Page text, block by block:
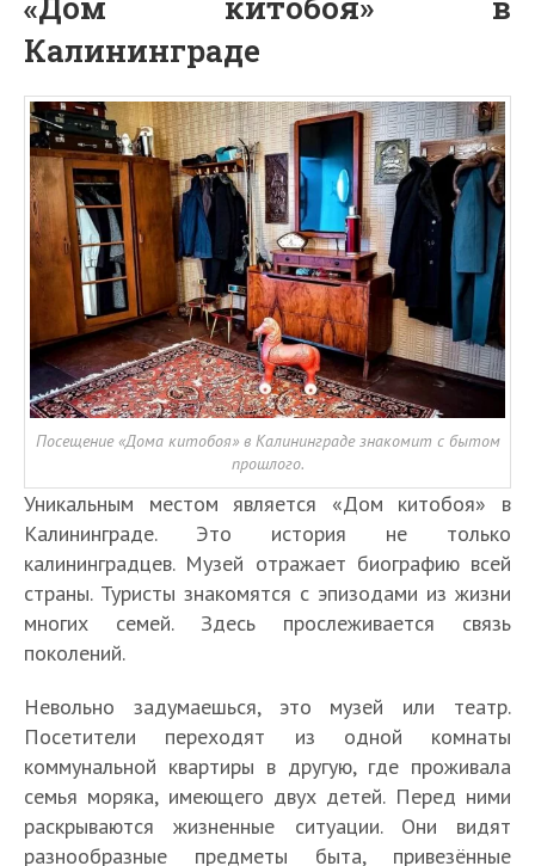
Калининграде
Посещение «Дома китобоя» в Калининграде знакомит с бытом
прошлого.
Уникальным местом является «Дом китобоя» в
Калининграде. Это история не только
калининградцев. Музей отражает биографию всей
страны. Туристы знакомятся с эпизодами из жизни
многих семей. Здесь прослеживается связь
поколений.
Невольно задумаешься, это музей или театр.
Посетители переходят из одной комнаты
коммунальной квартиры в другую, где проживала
семья моряка, имеющего двух детей. Перед ними
раскрываются жизненные ситуации. Они видят
разнообразные предметы быта, привезённые